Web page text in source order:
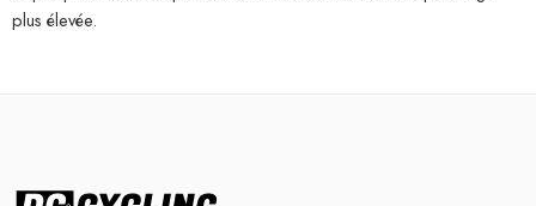
plus élevée.